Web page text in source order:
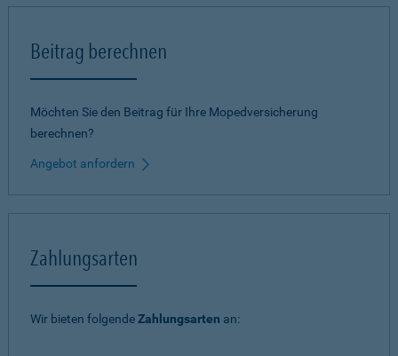
Beitrag berechnen
Möchten Sie den Beitrag für Ihre Mopedversicherung
berechnen?
Angebot anfordern
Zahlungsarten
Wir bieten folgendeZahlungsarten an: